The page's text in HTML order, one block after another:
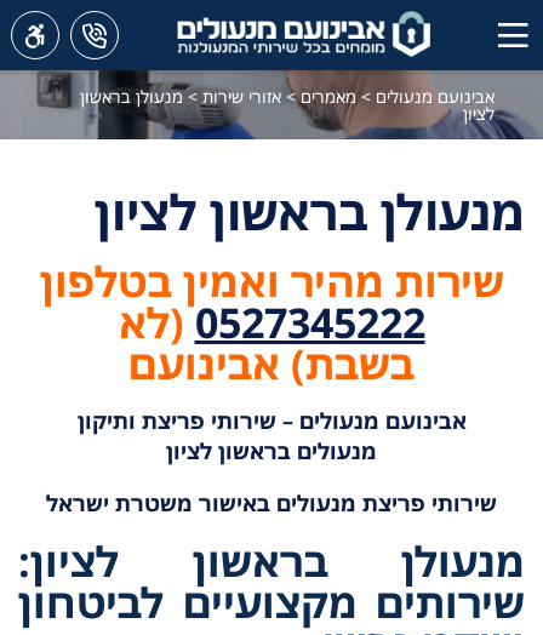
אבינועם מנעולים >מאמרים> אזורי שירות >מנעולן בראשון
לציון
מנעולן בראשון לציון
שירות מהיר ואמין בטלפון
0527345222(לא
בשבת) אבינועם
אבינועם מנעולים – שירותי פריצת ותיקון
מנעולים בראשון לציון
שירותי פריצת מנעולים באישור משטרת ישראל
מנעולן בראשון לציון:
שירותים מקצועיים לביטחון